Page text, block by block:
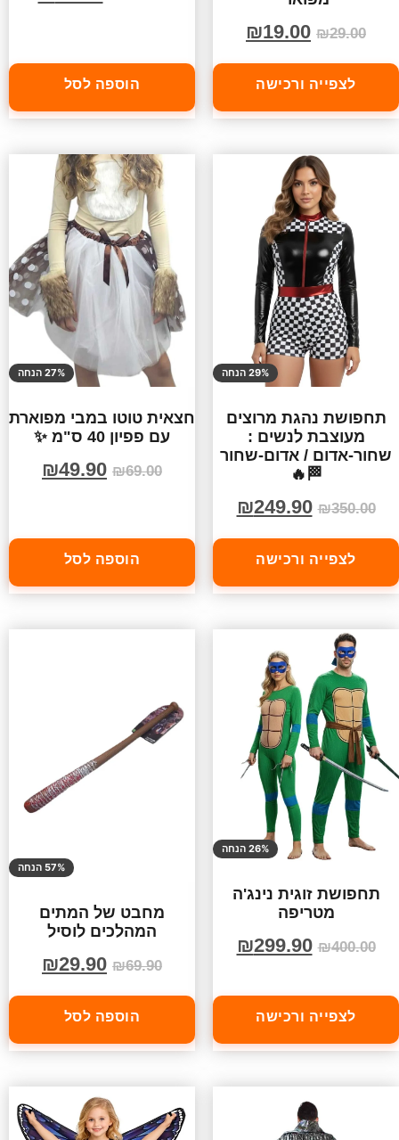
₪29.00
₪19.00
לצפייה ורכישה הוספה לסל
29% הנחה
תחפושת נהגת מרוצים
מעוצבת לנשים :
שחור-אדום / אדום-שחור
🏁🔥
₪350.00
₪249.90
לצפייה ורכישה
27% הנחה
חצאית טוטו במבי מפוארת
עם פפיון 40 ס"מ ✨
₪69.00
₪49.90
הוספה לסל
26% הנחה
תחפושת זוגית נינג'ה
מטריפה
₪400.00
₪299.90
לצפייה ורכישה
57% הנחה
מחבט של המתים
המהלכים לוסיל
₪69.90
₪29.90
הוספה לסל